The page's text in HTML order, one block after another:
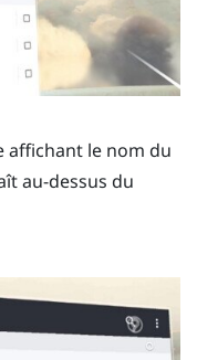
affichant le nom du
au-dessus du